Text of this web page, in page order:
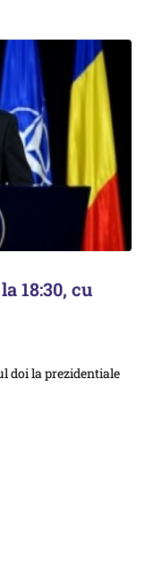
18:30, cu